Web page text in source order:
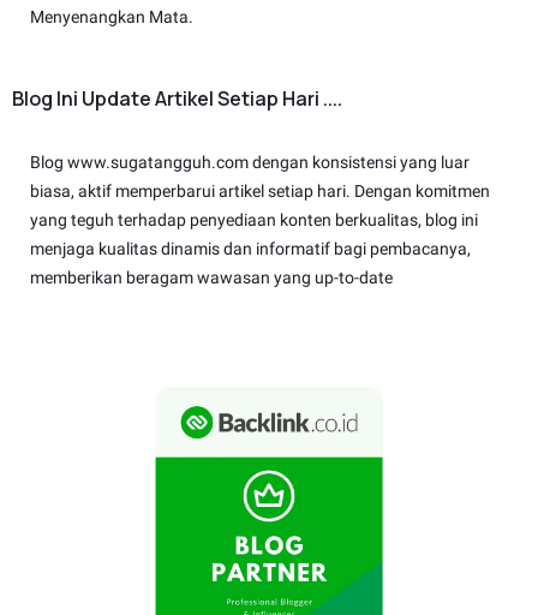
Menyenangkan Mata.
Blog Ini Update Artikel Setiap Hari ....
Blog www.sugatangguh.com dengan konsistensi yang luar
biasa, aktif memperbarui artikel setiap hari. Dengan komitmen
yang teguh terhadap penyediaan konten berkualitas, blog ini
menjaga kualitas dinamis dan informatif bagi pembacanya,
memberikan beragam wawasan yang up-to-date